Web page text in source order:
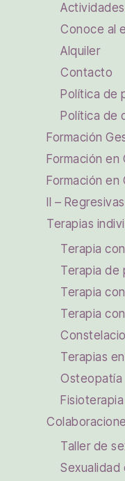
Conoce al
Alquiler
Contacto
Política de
Política de
Formación
Formación en
Formación en
II –
Terapias
Terapia
Terapia de
Terapia
Terapia
Terapias
Osteopatía
Fisioterapia
Taller de
Sexualidad